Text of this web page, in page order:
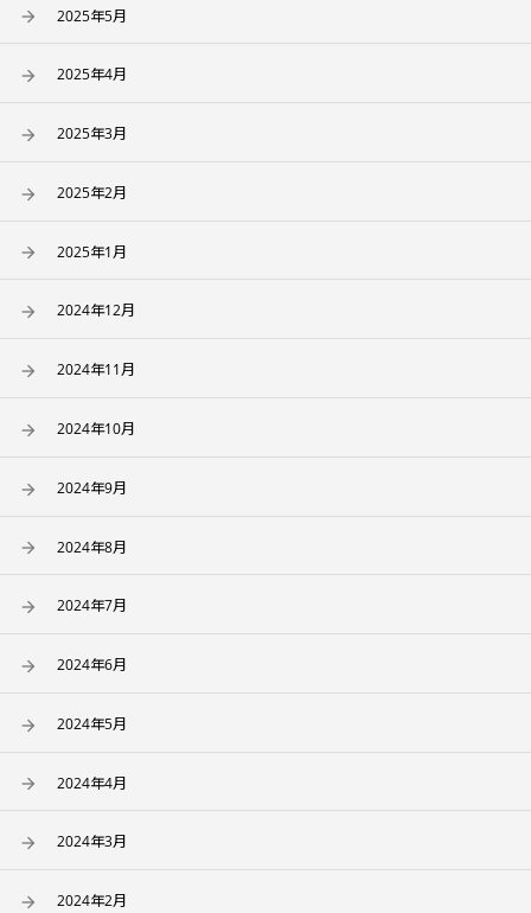
2025年5月
2025年4月
2025年3月
2025年2月
2025年1月
2024年12月
2024年11月
2024年10月
2024年9月
2024年8月
2024年7月
2024年6月
2024年5月
2024年4月
2024年3月
2024年2月